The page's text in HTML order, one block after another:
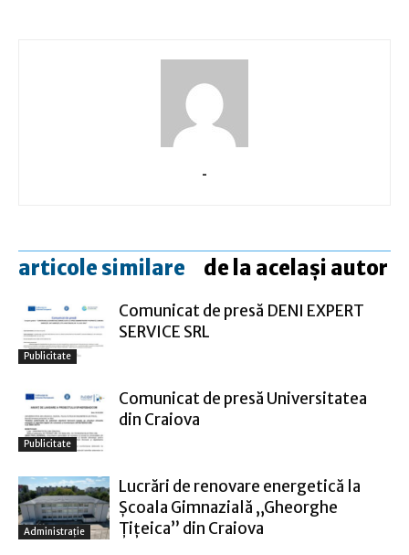
-
articole similare de la același autor
Publicitate
Comunicat de presă DENI EXPERT
SERVICE SRL
Publicitate
Comunicat de presă Universitatea
din Craiova
Administraţie
Lucrări de renovare energetică la
Şcoala Gimnazială „Gheorghe
Ţiţeica” din Craiova